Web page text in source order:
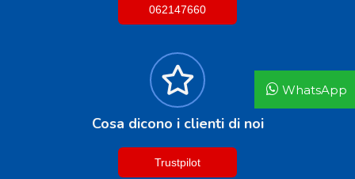
062147660
Cosa dicono i clienti di noi
Trustpilot
WhatsApp